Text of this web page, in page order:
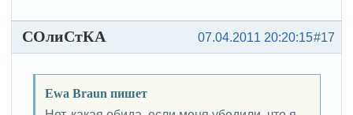
#17
07.04.2011 20:20:15
СОлиСтКА
Ewa Braun пишет